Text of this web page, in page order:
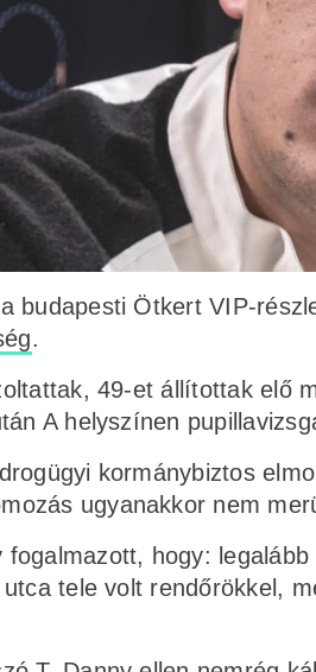
budapesti Ötkert VIP-
.
49-et állítottak elő
A helyszínen
kormánybiztos
ugyanakkor nem
fogalmazott, hogy:
tele volt rendőrökkel,